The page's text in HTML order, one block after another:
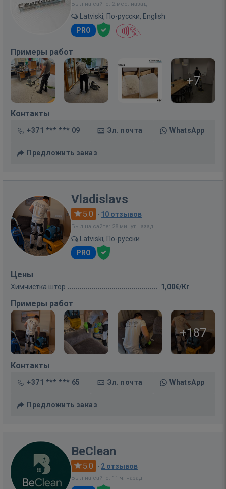
Был на сайте: 2 мес. назад
Latviski, По-русски, English
PRO
Примеры работ
+7
Контакты
+371 *** *** 09 Эл. почта WhatsApp
Предложить заказ
Vladislavs
5.0 · 10 отзывов
Был на сайте: 28 минут назад
Latviski, По-русски
PRO
Цены
Химчистка штор 1,00€/Кг
Примеры работ
+187
Контакты
+371 *** *** 65 Эл. почта WhatsApp
Предложить заказ
BeClean
5.0 · 2 отзывов
Был на сайте: 11 ч. назад